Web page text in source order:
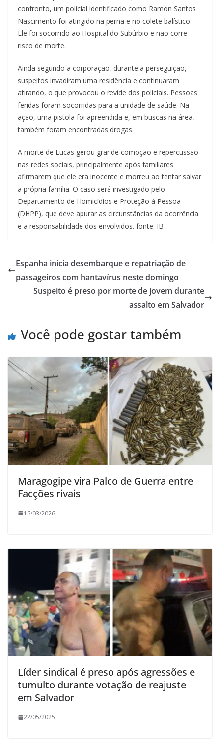
confronto, um policial identificado como Ramon Santos
Nascimento foi atingido na perna e no colete balístico.
Ele foi socorrido ao Hospital do Subúrbio e não corre
risco de morte.
Ainda segundo a corporação, durante a perseguição,
suspeitos invadiram uma residência e continuaram
atirando, o que provocou o revide dos policiais. Pessoas
feridas foram socorridas para a unidade de saúde. Na
ação, uma pistola foi apreendida e, em buscas na área,
também foram encontradas drogas.
A morte de Lucas gerou grande comoção e repercussão
nas redes sociais, principalmente após familiares
afirmarem que ele era inocente e morreu ao tentar salvar
a própria família. O caso será investigado pelo
Departamento de Homicídios e Proteção à Pessoa
(DHPP), que deve apurar as circunstâncias da ocorrência
e a responsabilidade dos envolvidos. fonte: IB
Espanha inicia desembarque e repatriação de
passageiros com hantavírus neste domingo
Suspeito é preso por morte de jovem durante
assalto em Salvador
Você pode gostar também
Maragogipe vira Palco de Guerra entre
Facções rivais
16/03/2026
Líder sindical é preso após agressões e
tumulto durante votação de reajuste
em Salvador
22/05/2025